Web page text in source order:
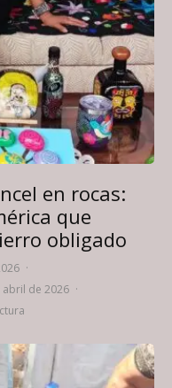
en rocas:
que
obligado
·
abril de 2026 ·